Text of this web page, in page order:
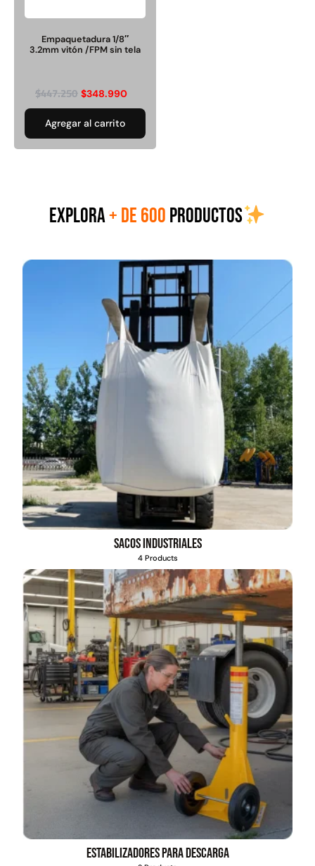
Empaquetadura 1/8″
3.2mm vitón /FPM sin tela
$447.250 $348.990
Agregar al carrito
EXPLORA+ DE 600 PRODUCTOS
Sacos industriales
4 Products
Estabilizadores para descarga
$4.507.990
QplayGround
5.987.128
3.790.990
Agregar al carrito
Pasto sintético ornamental
Importado USA: Crown
densidad 35mm Rollo
4,57*30,48mts
$2.892.120
Leer más
Transpaleta eléctrica carga
de 2tn
$2.842.858
$1.990.000
Agregar al carrito
Apilador manual carga
capacidad 1000kg
$1.470.788
Leer más